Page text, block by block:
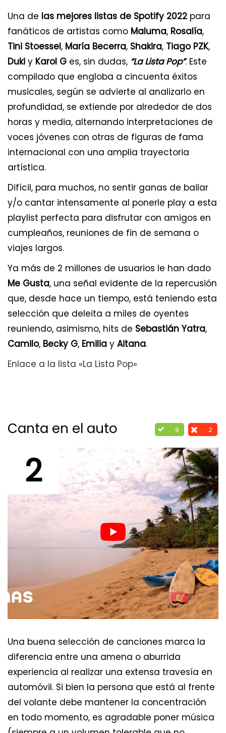
Una de las mejores listas de Spotify 2022 para
fanáticos de artistas como Maluma, Rosalía,
Tini Stoessel, María Becerra, Shakira, Tiago PZK,
Duki y Karol G es, sin dudas, “La Lista Pop”. Este
compilado que engloba a cincuenta éxitos
musicales, según se advierte al analizarlo en
profundidad, se extiende por alrededor de dos
horas y media, alternando interpretaciones de
voces jóvenes con otras de figuras de fama
internacional con una amplia trayectoria
artística.
Difícil, para muchos, no sentir ganas de bailar
y/o cantar intensamente al ponerle play a esta
playlist perfecta para disfrutar con amigos en
cumpleaños, reuniones de fin de semana o
viajes largos.
Ya más de 2 millones de usuarios le han dado
Me Gusta, una señal evidente de la repercusión
que, desde hace un tiempo, está teniendo esta
selección que deleita a miles de oyentes
reuniendo, asimismo, hits de Sebastián Yatra,
Camilo, Becky G, Emilia y Aitana.
Enlace a la lista «La Lista Pop»
9 2
Canta en el auto
2
Una buena selección de canciones marca la
diferencia entre una amena o aburrida
experiencia al realizar una extensa travesía en
automóvil. Si bien la persona que está al frente
del volante debe mantener la concentración
en todo momento, es agradable poner música